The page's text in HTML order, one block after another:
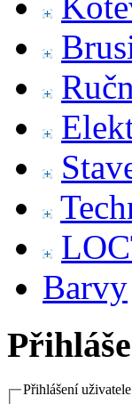
Barvy
Přihlášení uživatele